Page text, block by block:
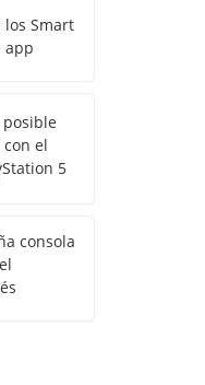
Smart
app
el
5
consola